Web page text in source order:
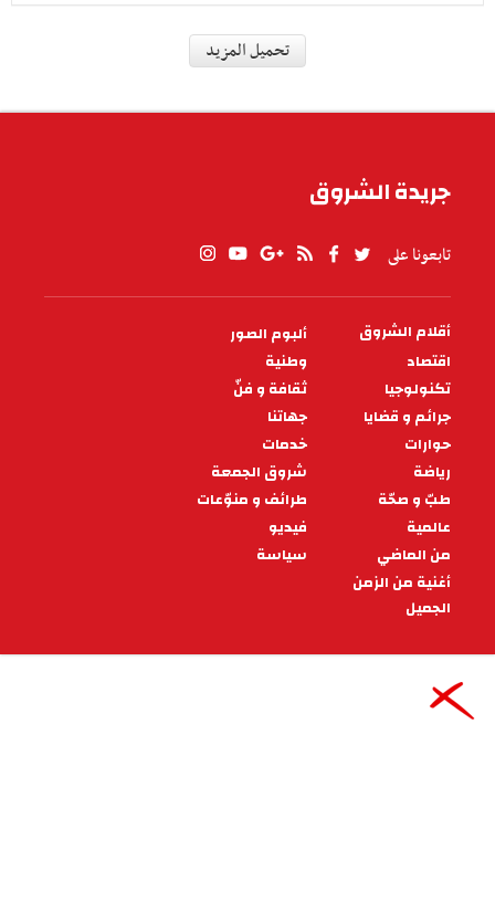
في الذكرى الـ20
لاستشهاده...الحلقة الأولى ..
عرفات من رجل الثورة ... إلى رجـل
الدولة
حزنت على الزعيم المرحوم ياسر عرفات ثلاث مرات،
منها مرّتان قبل موته.
07:00 - 2024/11/18
أقلام الشروق